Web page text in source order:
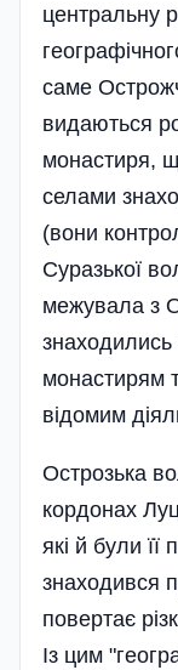
центральну
саме
видаються
монастиря,
селами
(вони
Суразької
межувала з
знаходились
монастирям
відомим
Острозька
кордонах
які й були
знаходився
повертає
Із цим